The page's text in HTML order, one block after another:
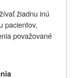
žiadnu inú
pacientov,
považované